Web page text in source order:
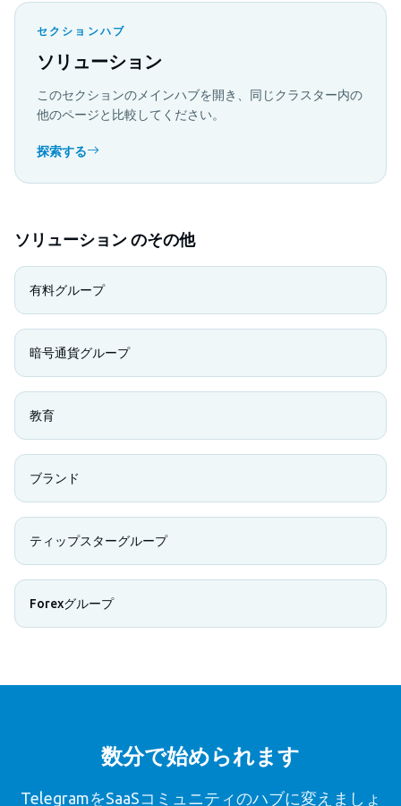
セクションハブ
ソリューション
このセクションのメインハブを開き、同じクラスター内の
他のページと比較してください。
探索する
ソリューション のその他
有料グループ
暗号通貨グループ
教育
ブランド
ティップスターグループ
Forexグループ
数分で始められます
TelegramをSaaSコミュニティのハブに変えましょ